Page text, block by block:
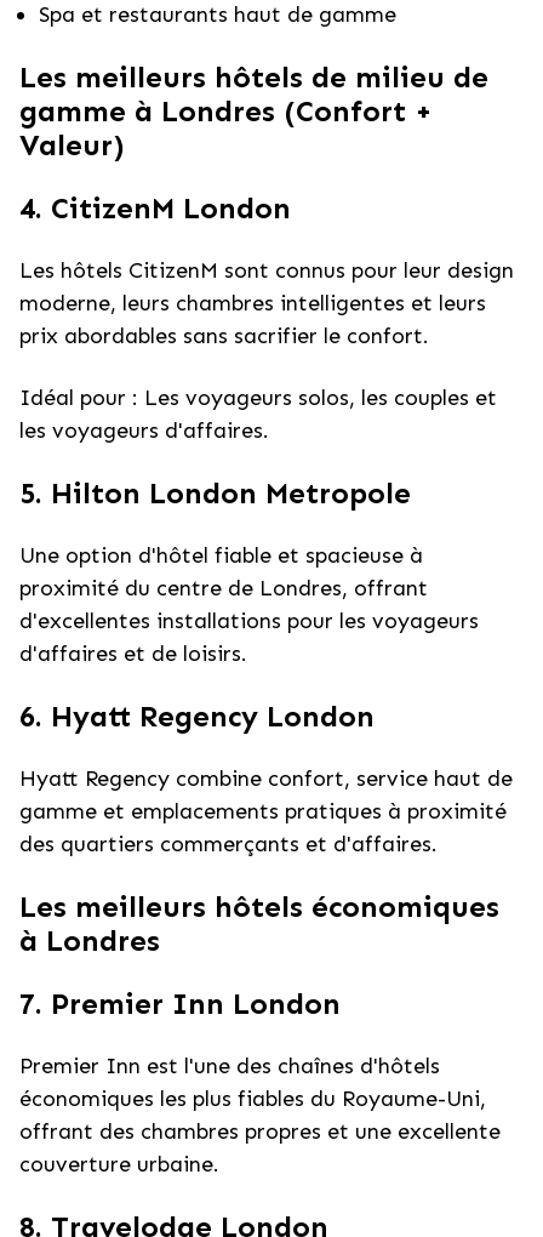
Spa et restaurants haut de gamme
Les meilleurs hôtels de milieu de
gamme à Londres (Confort +
Valeur)
4. CitizenM London
Les hôtels CitizenM sont connus pour leur design
moderne, leurs chambres intelligentes et leurs
prix abordables sans sacrifier le confort.
Idéal pour : Les voyageurs solos, les couples et
les voyageurs d'affaires.
5. Hilton London Metropole
Une option d'hôtel fiable et spacieuse à
proximité du centre de Londres, offrant
d'excellentes installations pour les voyageurs
d'affaires et de loisirs.
6. Hyatt Regency London
Hyatt Regency combine confort, service haut de
gamme et emplacements pratiques à proximité
des quartiers commerçants et d'affaires.
Les meilleurs hôtels économiques
à Londres
7. Premier Inn London
Premier Inn est l'une des chaînes d'hôtels
économiques les plus fiables du Royaume-Uni,
offrant des chambres propres et une excellente
couverture urbaine.
8. Travelodge London